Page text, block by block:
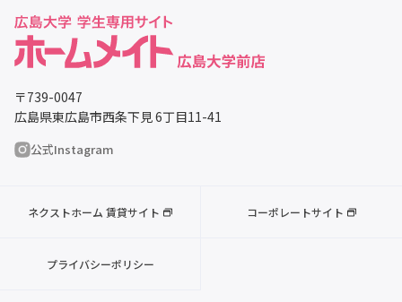
〒739-0047
広島県東広島市西条下見 6丁目11-41
公式Instagram
ネクストホーム 賃貸サイト コーポレートサイト
プライバシーポリシー